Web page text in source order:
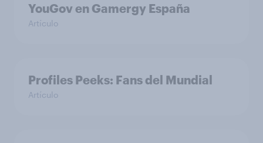
YouGov en Gamergy España
Artículo
Profiles Peeks: Fans del Mundial
Artículo